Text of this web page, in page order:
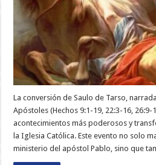
La conversión de Saulo de Tarso,
Apóstoles (Hechos 9:1-19, 22:3-16, 26:9-
acontecimientos más poderosos y
la Iglesia Católica. Este evento no solo
ministerio del apóstol Pablo, sino que